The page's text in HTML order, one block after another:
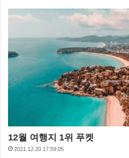
12월 여행지 1위 푸켓
2021.12.20 17:59:05